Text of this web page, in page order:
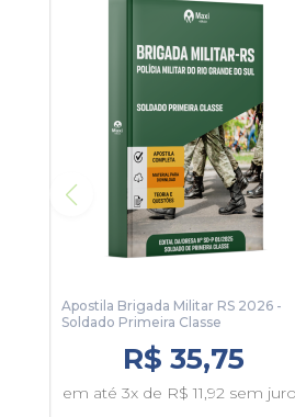
Para conhecer um pouco, clique no
Apostila Brigada Militar RS 2026 -
Soldado Primeira Classe
R$ 35,75
em até 3x de R$ 11,92 sem